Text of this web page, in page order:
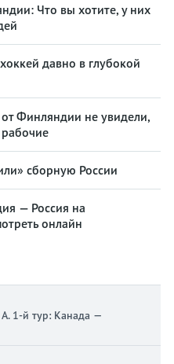
Что вы хотите, у них
давно в глубокой
Финляндии не увидели,
сборную России
— Россия на
онлайн
1-й тур: Канада —